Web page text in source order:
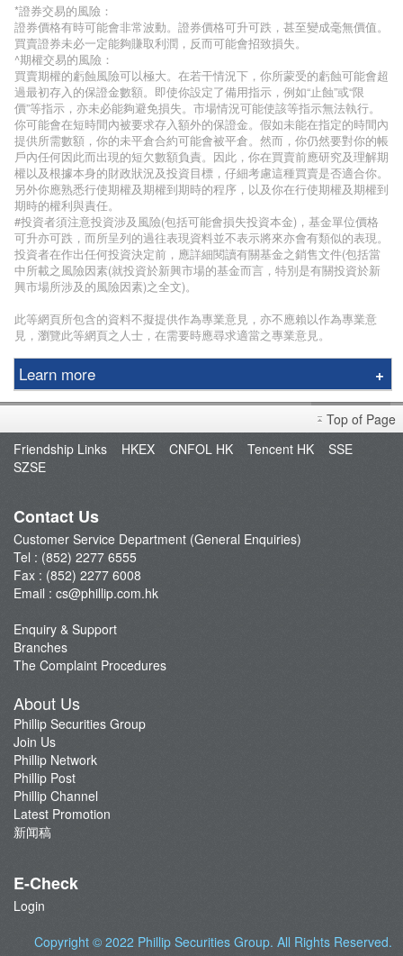
*證券交易的風險：
證券價格有時可能會非常波動。證券價格可升可跌，甚至變成毫無價值。
買賣證券未必一定能夠賺取利潤，反而可能會招致損失。
^期權交易的風險：
買賣期權的虧蝕風險可以極大。在若干情況下，你所蒙受的虧蝕可能會超
過最初存入的保證金數額。即使你設定了備用指示，例如“止蝕”或“限
價”等指示，亦未必能夠避免損失。市場情況可能使該等指示無法執行。
你可能會在短時間內被要求存入額外的保證金。假如未能在指定的時間內
提供所需數額，你的未平倉合約可能會被平倉。然而，你仍然要對你的帳
戶內任何因此而出現的短欠數額負責。因此，你在買賣前應研究及理解期
權以及根據本身的財政狀況及投資目標，仔細考慮這種買賣是否適合你。
另外你應熟悉行使期權及期權到期時的程序，以及你在行使期權及期權到
期時的權利與責任。
#投資者須注意投資涉及風險(包括可能會損失投資本金)，基金單位價格
可升亦可跌，而所呈列的過往表現資料並不表示將來亦會有類似的表現。
投資者在作出任何投資決定前，應詳細閱讀有關基金之銷售文件(包括當
中所載之風險因素(就投資於新興市場的基金而言，特別是有關投資於新
興市場所涉及的風險因素)之全文)。
此等網頁所包含的資料不擬提供作為專業意見，亦不應賴以作為專業意
見，瀏覽此等網頁之人士，在需要時應尋求適當之專業意見。
Learn more
Phillip Securities Group
Branches
Join Us
Phillip Post
新闻稿
Top of Page
Friendship Links
HKEX CNFOL HK Tencent HK
SSE
SZSE
Contact Us
Customer Service Department (General Enquiries)
Tel : (852) 2277 6555
Fax : (852) 2277 6008
Email : cs@phillip.com.hk
Enquiry & Support
Branches
The Complaint Procedures
About Us
Phillip Securities Group
Join Us
Phillip Network
Phillip Post
Phillip Channel
Latest Promotion
新闻稿
E-Check
Login
Copyright © 2022 Phillip Securities Group. All Rights Reserved.